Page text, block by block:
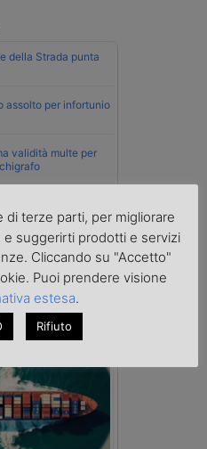
della Strada punta
assolto per infortunio
validità multe per
internazionali
di terze parti, per migliorare
suggerirti prodotti e servizi
Cliccando su "Accetto"
Puoi prendere visione
estesa.
Rifiuto